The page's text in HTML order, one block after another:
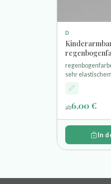
D
sehr
ab6,00 €
In